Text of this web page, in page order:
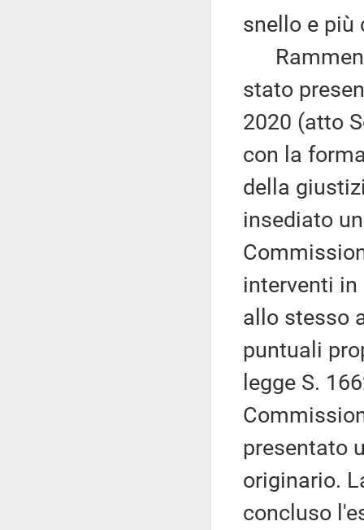
snello e più
stato
2020 (atto
con la
della
insediato
interventi
allo stesso
puntuali
legge S.
presentato
originario.
concluso